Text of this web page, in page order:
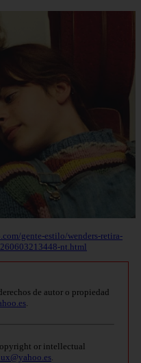
gente-estilo/wenders-retira-
nt.html
de autor o propiedad
or intellectual